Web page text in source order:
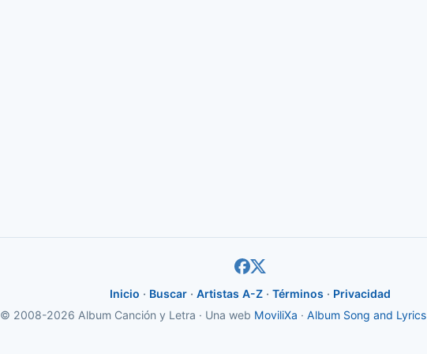
Inicio · Buscar · Artistas A-Z · Términos · Privacidad
© 2008-2026 Album Canción y Letra · Una web MoviliXa · Album Song and Lyrics